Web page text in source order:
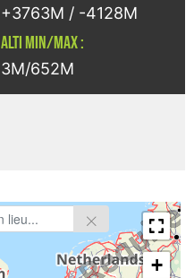
+3763M / -4128M
ALTI MIN/MAX :
3M/652M
+